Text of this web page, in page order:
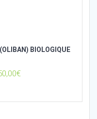
BIOLOGIQUE
€